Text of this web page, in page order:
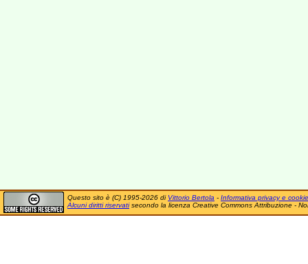
Questo sito è (C) 1995-2026 di Vittorio Bertola - Informativa privacy e cookie
Alcuni diritti riservatisecondo la licenza Creative Commons Attribuzione -